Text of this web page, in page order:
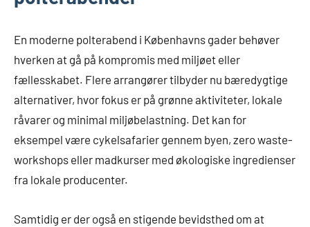
En moderne polterabend i Københavns gader behøver
hverken at gå på kompromis med miljøet eller
fællesskabet. Flere arrangører tilbyder nu bæredygtige
alternativer, hvor fokus er på grønne aktiviteter, lokale
råvarer og minimal miljøbelastning. Det kan for
eksempel være cykelsafarier gennem byen, zero waste-
workshops eller madkurser med økologiske ingredienser
fra lokale producenter.
Samtidig er der også en stigende bevidsthed om at